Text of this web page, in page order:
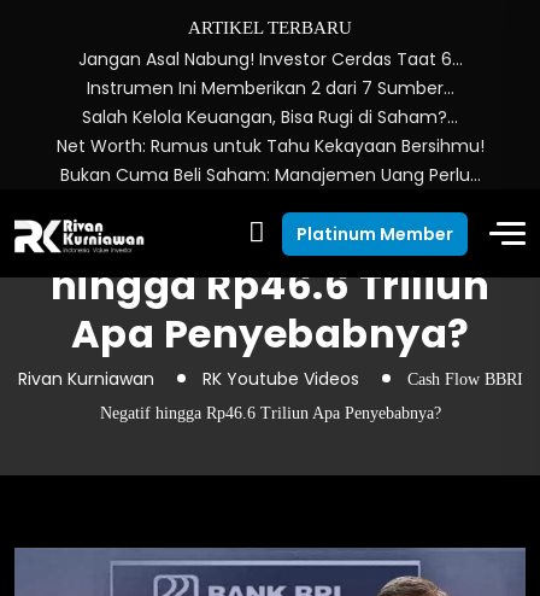
ARTIKEL TERBARU
Jangan Asal Nabung! Investor Cerdas Taat 6…
Instrumen Ini Memberikan 2 dari 7 Sumber…
Salah Kelola Keuangan, Bisa Rugi di Saham?…
Net Worth: Rumus untuk Tahu Kekayaan Bersihmu!
Bukan Cuma Beli Saham: Manajemen Uang Perlu…
Platinum Member
Cash Flow BBRI Negatif
hingga Rp46.6 Triliun
Apa Penyebabnya?
Rivan Kurniawan RK Youtube Videos
Cash Flow BBRI
Negatif hingga Rp46.6 Triliun Apa Penyebabnya?